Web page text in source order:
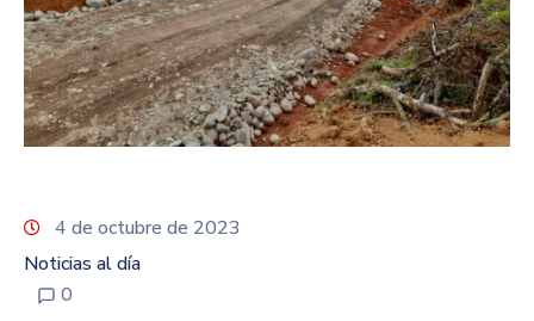
Transparencia
Contácto
4 de octubre de 2023
Noticias al día
0